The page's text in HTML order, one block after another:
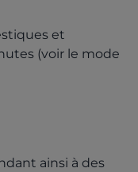
et
(voir le mode
ainsi à des